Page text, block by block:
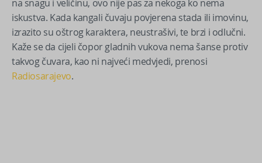
na snagu i veličinu, ovo nije pas za nekoga ko nema
iskustva. Kada kangali čuvaju povjerena stada ili imovinu,
izrazito su oštrog karaktera, neustrašivi, te brzi i odlučni.
Kaže se da cijeli čopor gladnih vukova nema šanse protiv
takvog čuvara, kao ni najveći medvjedi, prenosi
Radiosarajevo.